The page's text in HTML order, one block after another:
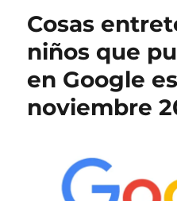
Cosas
niños que
en Google
noviembre